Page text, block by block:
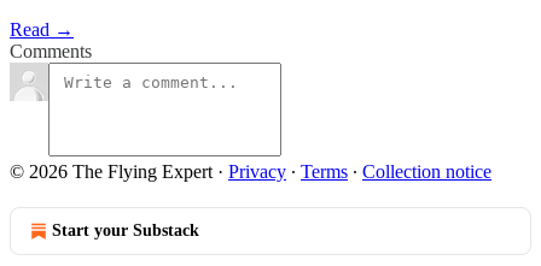
Read →
Comments
© 2026 The Flying Expert · Privacy ∙ Terms ∙ Collection notice
Start your Substack